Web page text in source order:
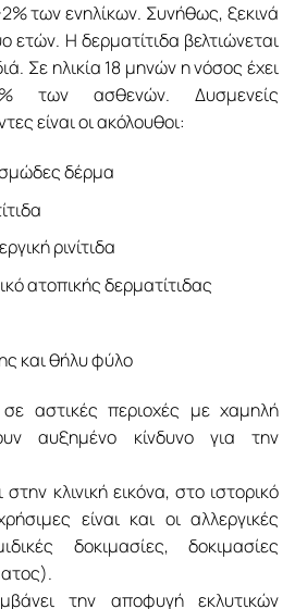
των ενηλίκων. Συνήθως, ξεκινά
ετών. Η δερματίτιδα βελτιώνεται
Σε ηλικία 18 μηνών η νόσος έχει
των ασθενών. Δυσμενείς
είναι οι ακόλουθοι:
δέρμα
ρινίτιδα
ατοπικής δερματίτιδας
και θήλυ φύλο
αστικές περιοχές με χαμηλή
αυξημένο κίνδυνο για την
κλινική εικόνα, στο ιστορικό
είναι και οι αλλεργικές
δοκιμασίες, δοκιμασίες
την αποφυγή εκλυτικών